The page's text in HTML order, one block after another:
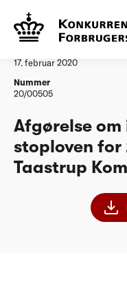
Vandtilsyn
17. februar 2020
Nummer
20/00505
Afgørelse
stoploven for
Taastrup